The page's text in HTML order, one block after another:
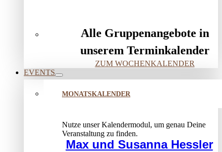
Alle Gruppenangebote in
unserem Terminkalender
ZUM WOCHENKALENDER
EVENTS
MONATSKALENDER
Nutze unser Kalendermodul, um genau Deine
Veranstaltung zu finden.
Max und Susanna Hessler